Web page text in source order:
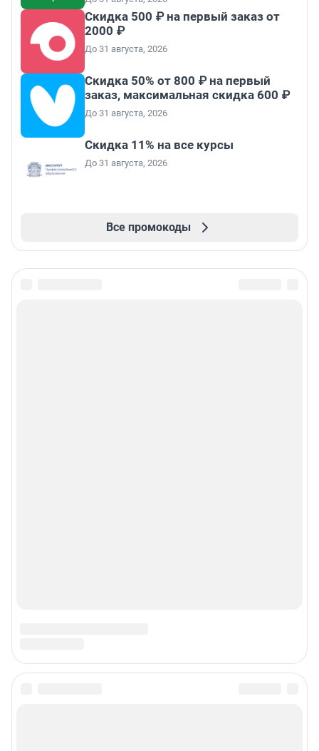
Скидка 500 ₽ на первый заказ от
2000 ₽
До 31 августа, 2026
Скидка 50% от 800 ₽ на первый
заказ, максимальная скидка 600 ₽
До 31 августа, 2026
Скидка 11% на все курсы
До 31 августа, 2026
Все промокоды